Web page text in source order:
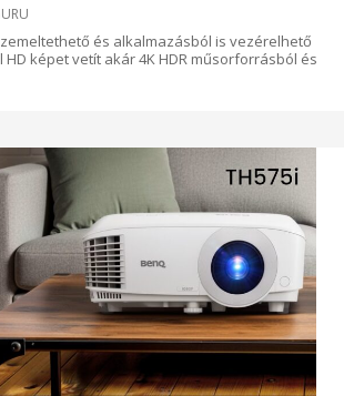
és alkalmazásból is vezérelhető
HD képet vetít akár 4K HDR műsorforrásból és